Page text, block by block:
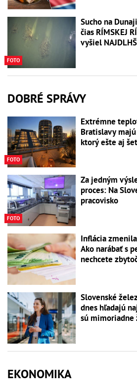
FOTO
Sucho na
čias RÍMSKEJ
vyšiel
DOBRÉ SPRÁVY
FOTO
Extrémne
Bratislavy
ktorý ešte aj
FOTO
Za jedným
proces: Na
pracovisko
Inflácia
Ako narábať s
nechcete
Slovenské
dnes hľadajú
sú mimoriadne
EKONOMIKA